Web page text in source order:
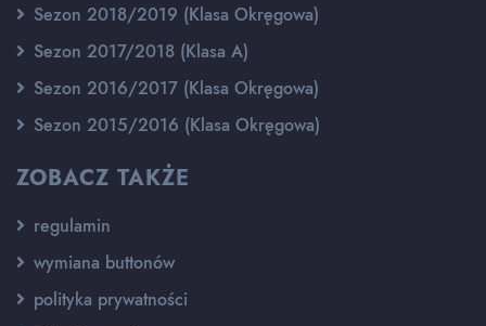
Sezon 2018/2019 (Klasa Okręgowa)
Sezon 2017/2018 (Klasa A)
Sezon 2016/2017 (Klasa Okręgowa)
Sezon 2015/2016 (Klasa Okręgowa)
ZOBACZ TAKŻE
regulamin
wymiana buttonów
polityka prywatności